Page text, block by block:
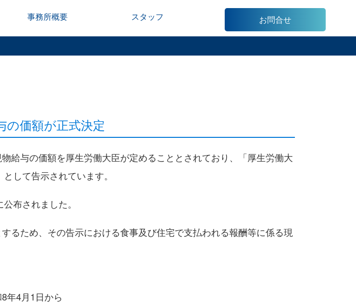
事務所概要 スタッフ お問合せ
の価額が正式決定
給与の価額を厚生労働大臣が定めることとされており、「厚生労働大
して告示されています。
布されました。
るため、その告示における食事及び住宅で支払われる報酬等に係る現
年4月1日から